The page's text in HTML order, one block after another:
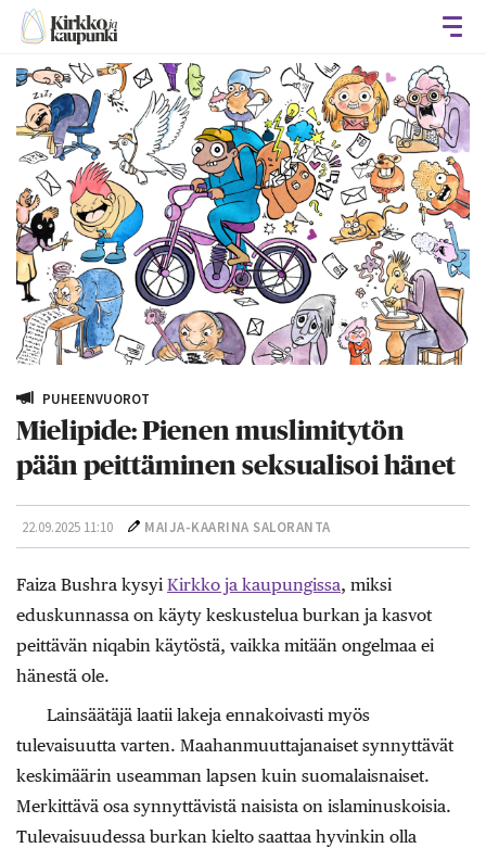
PUHEENVUOROT
Mielipide: Pienen muslimitytön
pään peittäminen seksualisoi hänet
22.09.2025 11:10 MAIJA-KAARINA SALORANTA
Faiza Bushra kysyi Kirkko ja kaupungissa, miksi
eduskunnassa on käyty keskustelua burkan ja kasvot
peittävän niqabin käytöstä, vaikka mitään ongelmaa ei
hänestä ole.
Lainsäätäjä laatii lakeja ennakoivasti myös
tulevaisuutta varten. Maahanmuuttajanaiset synnyttävät
keskimäärin useamman lapsen kuin suomalaisnaiset.
Merkittävä osa synnyttävistä naisista on islaminuskoisia.
Tulevaisuudessa burkan kielto saattaa hyvinkin olla